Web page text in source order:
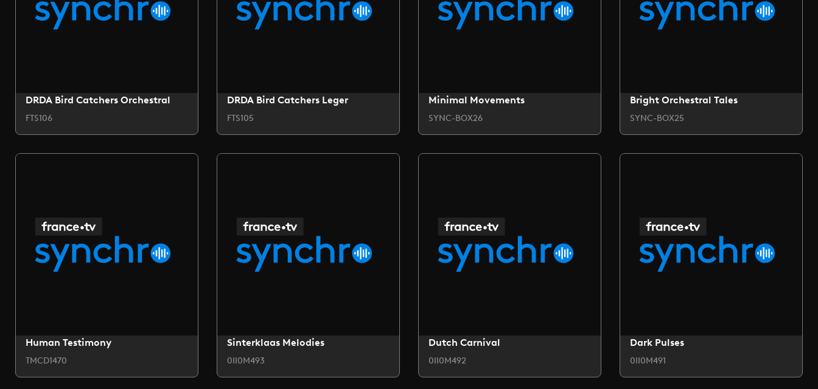
DRDA Bird Catchers Orchestral
FTS106
DRDA Bird Catchers Leger
FTS105
Minimal Movements
SYNC-BOX26
Bright Orchestral Tales
SYNC-BOX25
Human Testimony
TMCD1470
Sinterklaas Melodies
0II0M493
Dutch Carnival
0II0M492
Dark Pulses
0II0M491